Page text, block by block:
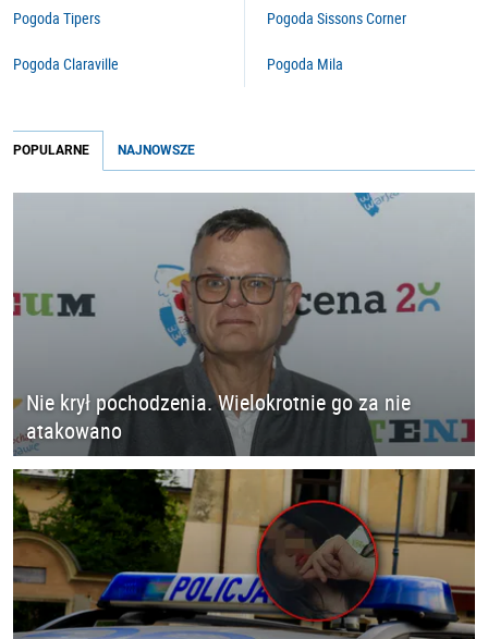
Pogoda Tipers
Pogoda Claraville
Pogoda Sissons Corner
Pogoda Mila
POPULARNE NAJNOWSZE
Nie krył pochodzenia. Wielokrotnie go za nie
atakowano